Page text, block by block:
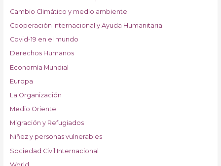
Cambio Climático y medio ambiente
Cooperación Internacional y Ayuda Humanitaria
Covid-19 en el mundo
Derechos Humanos
Economía Mundial
Europa
La Organización
Medio Oriente
Migración y Refugiados
Niñez y personas vulnerables
Sociedad Civil Internacional